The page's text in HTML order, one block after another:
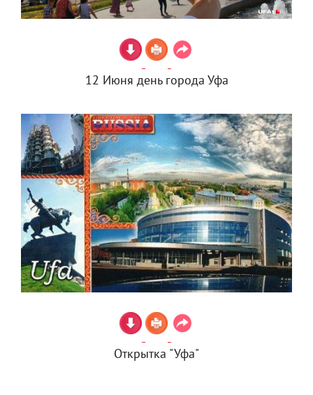
12 Июня день города Уфа
Открытка "Уфа"